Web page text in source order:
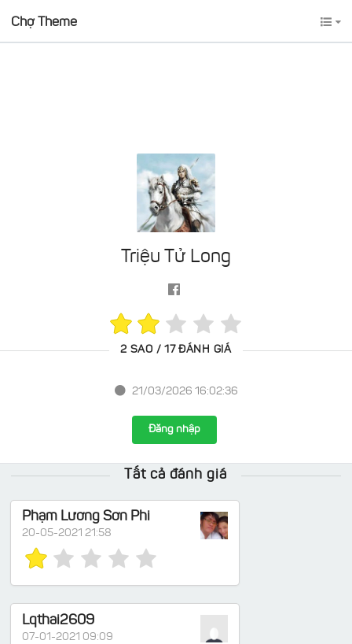
Chợ Theme
Triệu Tử Long
2 SAO / 17 ĐÁNH GIÁ
21/03/2026 16:02:36
Đăng nhập
Tất cả đánh giá
Phạm Lương Sơn Phi
20-05-2021 21:58
Lqthai2609
07-01-2021 09:09